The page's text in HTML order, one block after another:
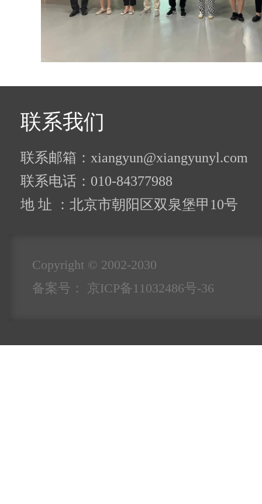
联系我们
联系邮箱：xiangyun@xiangyunyl.com
联系电话：010-84377988
地 址 ：北京市朝阳区双泉堡甲10号
Copyright © 2002-2030
备案号： 京ICP备11032486号-36